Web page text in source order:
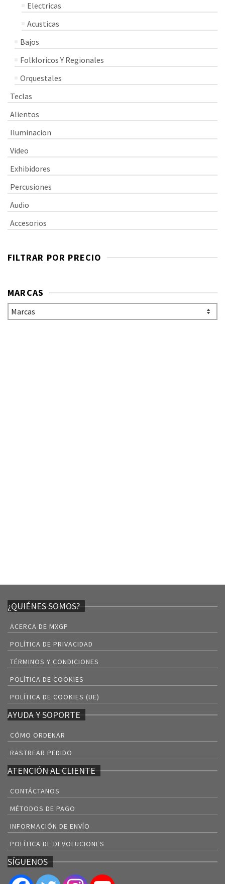
Electricas
Acusticas
Bajos
Folkloricos Y Regionales
Orquestales
Teclas
Alientos
Iluminacion
Video
Exhibidores
Percusiones
Audio
Accesorios
FILTRAR POR PRECIO
MARCAS
¿QUIÉNES SOMOS?
ACERCA DE MXGP
POLÍTICA DE PRIVACIDAD
TÉRMINOS Y CONDICIONES
POLÍTICA DE COOKIES
POLÍTICA DE COOKIES (UE)
AYUDA Y SOPORTE
CÓMO ORDENAR
RASTREAR PEDIDO
ATENCIÓN AL CLIENTE
CONTÁCTANOS
MÉTODOS DE PAGO
INFORMACIÓN DE ENVÍO
POLÍTICA DE DEVOLUCIONES
SÍGUENOS